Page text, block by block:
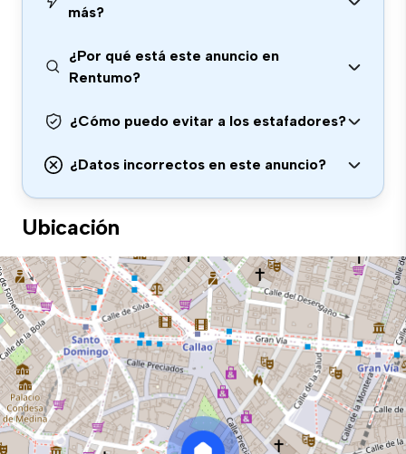
más?
¿Por qué está este anuncio en
Rentumo?
¿Cómo puedo evitar a los estafadores?
¿Datos incorrectos en este anuncio?
Ubicación